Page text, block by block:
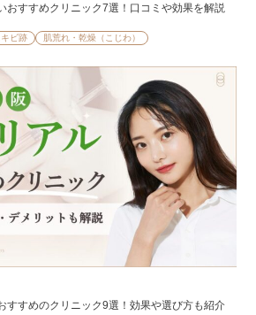
おすすめクリニック7選！口コミや効果を解説
ビ跡 肌荒れ・乾燥（こじわ）
すすめのクリニック9選！効果や選び方も紹介